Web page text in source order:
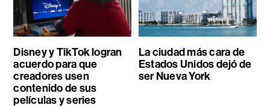
Disney y TikTok logran
acuerdo para que
creadores usen
contenido de sus
películas y series
La ciudad más cara de
Estados Unidos dejó de
ser Nueva York